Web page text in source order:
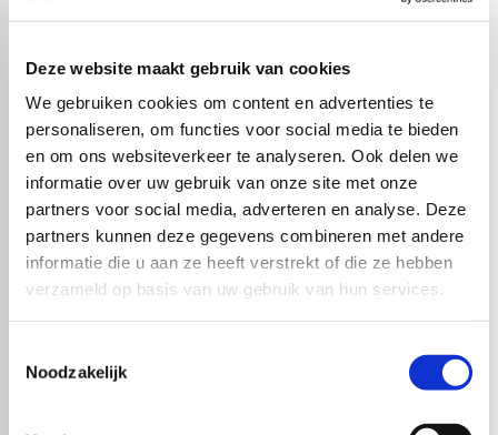
Deze website maakt gebruik van cookies
We gebruiken cookies om content en advertenties te
personaliseren, om functies voor social media te bieden
en om ons websiteverkeer te analyseren. Ook delen we
informatie over uw gebruik van onze site met onze
partners voor social media, adverteren en analyse. Deze
partners kunnen deze gegevens combineren met andere
informatie die u aan ze heeft verstrekt of die ze hebben
verzameld op basis van uw gebruik van hun services.
Noodzakelijk
Populaire producten